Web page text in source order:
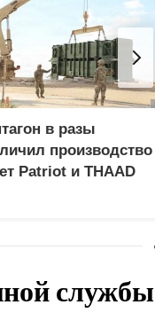
в разы
производство
Patriot и THAAD
службы